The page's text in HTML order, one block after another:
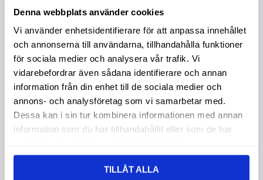
Denna webbplats använder cookies
Vi använder enhetsidentifierare för att anpassa innehållet
och annonserna till användarna, tillhandahålla funktioner
för sociala medier och analysera vår trafik. Vi
vidarebefordrar även sådana identifierare och annan
information från din enhet till de sociala medier och
annons- och analysföretag som vi samarbetar med.
Dessa kan i sin tur kombinera informationen med annan
information som du har tillhandahållit eller som de har
TILLÅT ALLA
🇸🇪 TILLVERKAS I KARLSTADLägg till i favoriter
🇸🇪 TILLVERKAS I